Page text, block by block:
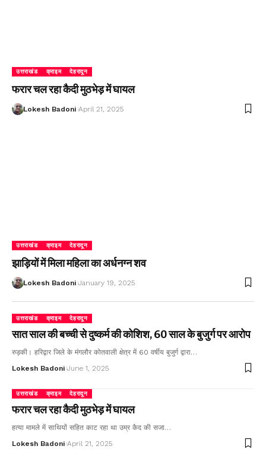
उत्तराखंड क्राइम देहरादून
फरार चल रहा कैदी मुठभेड़ में घायल
Lokesh Badoni April 21, 2025
उत्तराखंड क्राइम देहरादून
झाड़ियों में मिला महिला का अर्धनग्न शव
Lokesh Badoni January 19, 2025
उत्तराखंड क्राइम देहरादून
सात साल की बच्ची से दुष्कर्म की कोशिश, 60 साल के बुजुर्ग पर आरोप
रुड़की। हरिद्वार जिले के मंगलौर कोतवाली क्षेत्र में 60 वर्षीय बुजुर्ग द्वारा…
Lokesh Badoni June 1, 2025
उत्तराखंड क्राइम देहरादून
फरार चल रहा कैदी मुठभेड़ में घायल
हत्या मामले में साथियों सहित काट रहा था उम्र कैद की सजा…
Lokesh Badoni April 21, 2025